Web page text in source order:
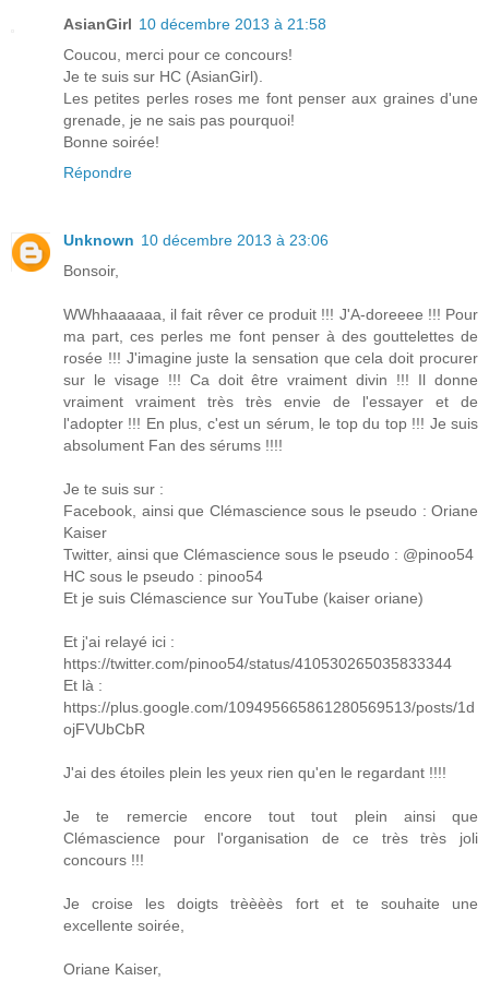
AsianGirl 10 décembre 2013 à 21:58
Coucou, merci pour ce concours!
Je te suis sur HC (AsianGirl).
Les petites perles roses me font penser aux graines d'une
grenade, je ne sais pas pourquoi!
Bonne soirée!
Répondre
Unknown 10 décembre 2013 à 23:06
Bonsoir,
WWhhaaaaaa, il fait rêver ce produit !!! J'A-doreeee !!! Pour
ma part, ces perles me font penser à des gouttelettes de
rosée !!! J'imagine juste la sensation que cela doit procurer
sur le visage !!! Ca doit être vraiment divin !!! Il donne
vraiment vraiment très très envie de l'essayer et de
l'adopter !!! En plus, c'est un sérum, le top du top !!! Je suis
absolument Fan des sérums !!!!
Je te suis sur :
Facebook, ainsi que Clémascience sous le pseudo : Oriane
Kaiser
Twitter, ainsi que Clémascience sous le pseudo : @pinoo54
HC sous le pseudo : pinoo54
Et je suis Clémascience sur YouTube (kaiser oriane)
Et j'ai relayé ici :
https://twitter.com/pinoo54/status/410530265035833344
Et là :
https://plus.google.com/109495665861280569513/posts/1d
ojFVUbCbR
J'ai des étoiles plein les yeux rien qu'en le regardant !!!!
Je te remercie encore tout tout plein ainsi que
Clémascience pour l'organisation de ce très très joli
concours !!!
Je croise les doigts trèèèès fort et te souhaite une
excellente soirée,
Oriane Kaiser,